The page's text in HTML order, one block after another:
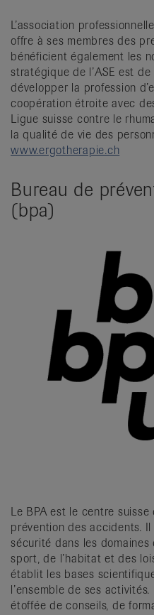
L’association
offre à ses membres des
bénéficient également les
stratégique de l’ASE est
développer la profession
coopération étroite avec
Ligue suisse contre le
la qualité de vie des
www.ergotherapie.ch
Bureau de
(bpa)
Le BPA est le centre
prévention des accidents. Il
sécurité dans les
sport, de l’habitat et des
établit les bases
l’ensemble de ses
étoffée de conseils, de